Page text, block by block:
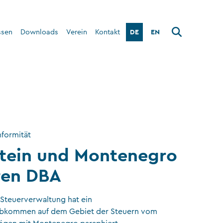
Downloads Verein Kontakt DE EN
und Montenegro
DBA
hat ein
auf dem Gebiet der Steuern vom